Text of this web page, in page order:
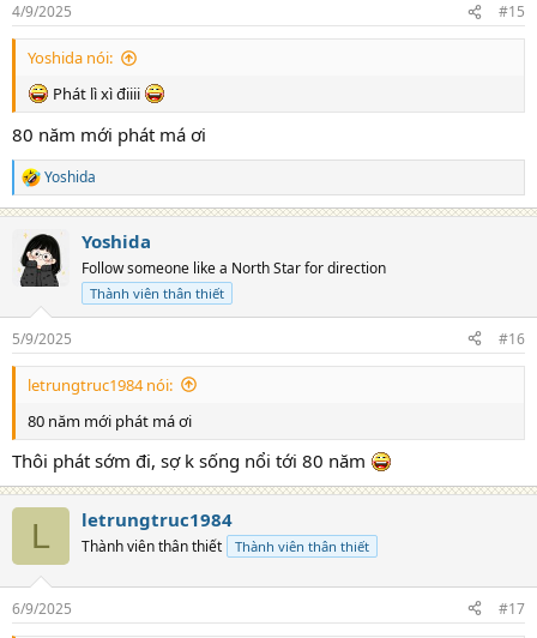
4/9/2025 #15
Yoshida nói:
Phát lì xì điiii
80 năm mới phát má ơi
R
e
a
c
t
i
n
s
:
Yoshida
Yoshida
Follow someone like a North Star for direction
Thành viên thân thiết
5/9/2025 #16
letrungtruc1984 nói:
80 năm mới phát má ơi
Thôi phát sớm đi, sợ k sống nổi tới 80 năm
L letrungtruc1984
Thành viên thân thiết Thành viên thân thiết
6/9/2025 #17